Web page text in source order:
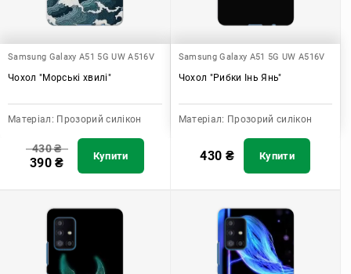
Samsung Galaxy A51 5G UW A516V
Чохол "Морські хвилі"
Матеріал: Прозорий силікон
430₴
390₴ Купити
Samsung Galaxy A51 5G UW A516V
Чохол "Рибки Інь Янь"
Матеріал: Прозорий силікон
430 ₴ Купити